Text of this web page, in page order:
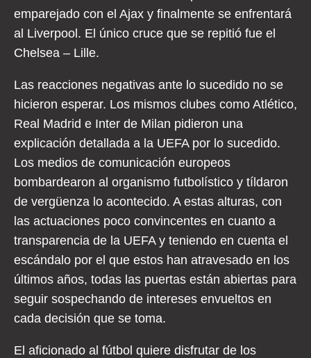
emparejado con el Ajax y finalmente se enfrentará
al Liverpool. El único cruce que se repitió fue el
Chelsea – Lille.
Las reacciones negativas ante lo sucedido no se
hicieron esperar. Los mismos clubes como Atlético,
Real Madrid e Inter de Milan pidieron una
explicación detallada a la UEFA por lo sucedido.
Los medios de comunicación europeos
bombardearon al organismo futbolístico y tíldaron
de vergüenza lo acontecido. A estas alturas, con
las actuaciones poco convincentes en cuanto a
transparencia de la UEFA y teniendo en cuenta el
escándalo por el que estos han atravesado en los
últimos años, todas las puertas están abiertas para
seguir sospechando de intereses envueltos en
cada decisión que se toma.
El aficionado al fútbol quiere disfrutar de los